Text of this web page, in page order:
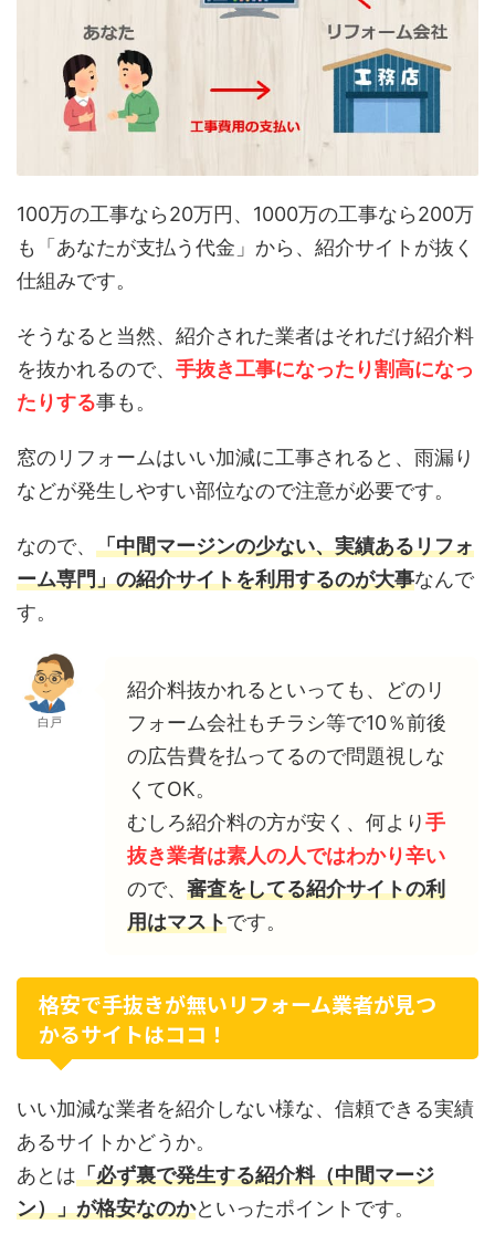
100万の工事なら20万円、1000万の工事なら200万
も「あなたが支払う代金」から、紹介サイトが抜く
仕組みです。
そうなると当然、紹介された業者はそれだけ紹介料
を抜かれるので、 手抜き工事になったり割高になっ
たりする事も。
窓のリフォームはいい加減に工事されると、雨漏り
などが発生しやすい部位なので注意が必要です。
なので、 「中間マージンの少ない、実績あるリフォ
ーム専門」の紹介サイトを利用するのが大事なんで
す。
白戸
紹介料抜かれるといっても、どのリ
フォーム会社もチラシ等で10％前後
の広告費を払ってるので問題視しな
くてOK。
むしろ紹介料の方が安く、何より手
抜き業者は素人の人ではわかり辛い
ので、 審査をしてる紹介サイトの利
用はマストです。
格安で手抜きが無いリフォーム業者が見つ
かるサイトはココ！
いい加減な業者を紹介しない様な、信頼できる実績
あるサイトかどうか。
あとは「必ず裏で発生する紹介料（中間マージ
ン）」が格安なのかといったポイントです。